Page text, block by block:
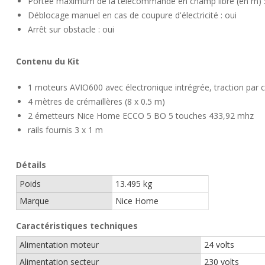
Déblocage manuel en cas de coupure d'électricité : oui
Arrêt sur obstacle : oui
Contenu du Kit
1 moteurs AVIO600 avec électronique intrégrée, traction par
4 mètres de crémaillères (8 x 0.5 m)
2 émetteurs Nice Home ECCO 5 BO 5 touches 433,92 mhz
rails fournis 3 x 1 m
Détails
Poids
13.495 kg
Marque
Nice Home
Caractéristiques techniques
Alimentation moteur
24 volts
Alimentation secteur
230 volts